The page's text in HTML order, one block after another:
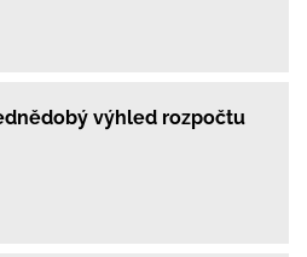
výhled rozpočtu